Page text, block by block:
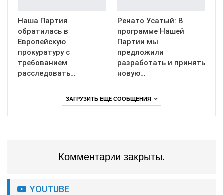
Наша Партия
обратилась в
Европейскую
прокуратуру с
требованием
расследовать…
Ренато Усатый: В
программе Нашей
Партии мы
предложили
разработать и принять
новую…
ЗАГРУЗИТЬ ЕЩЕ СООБЩЕНИЯ
Комментарии закрыты.
YOUTUBE